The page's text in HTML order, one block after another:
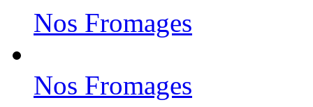
Nos Fromages
Nos Fromages